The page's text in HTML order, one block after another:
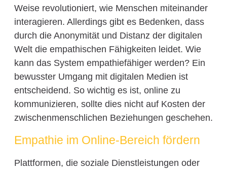
Weise revolutioniert, wie Menschen miteinander
interagieren. Allerdings gibt es Bedenken, dass
durch die Anonymität und Distanz der digitalen
Welt die empathischen Fähigkeiten leidet. Wie
kann das System empathiefähiger werden? Ein
bewusster Umgang mit digitalen Medien ist
entscheidend. So wichtig es ist, online zu
kommunizieren, sollte dies nicht auf Kosten der
zwischenmenschlichen Beziehungen geschehen.
Empathie im Online-Bereich fördern
Plattformen, die soziale Dienstleistungen oder